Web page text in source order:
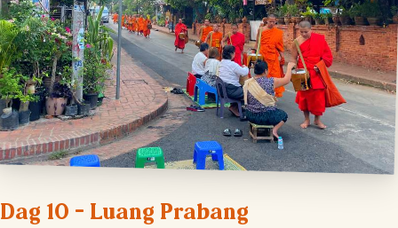
Dag 10 – Luang Prabang